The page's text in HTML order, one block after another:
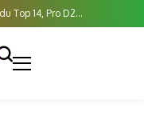
Top 14, Pro D2...